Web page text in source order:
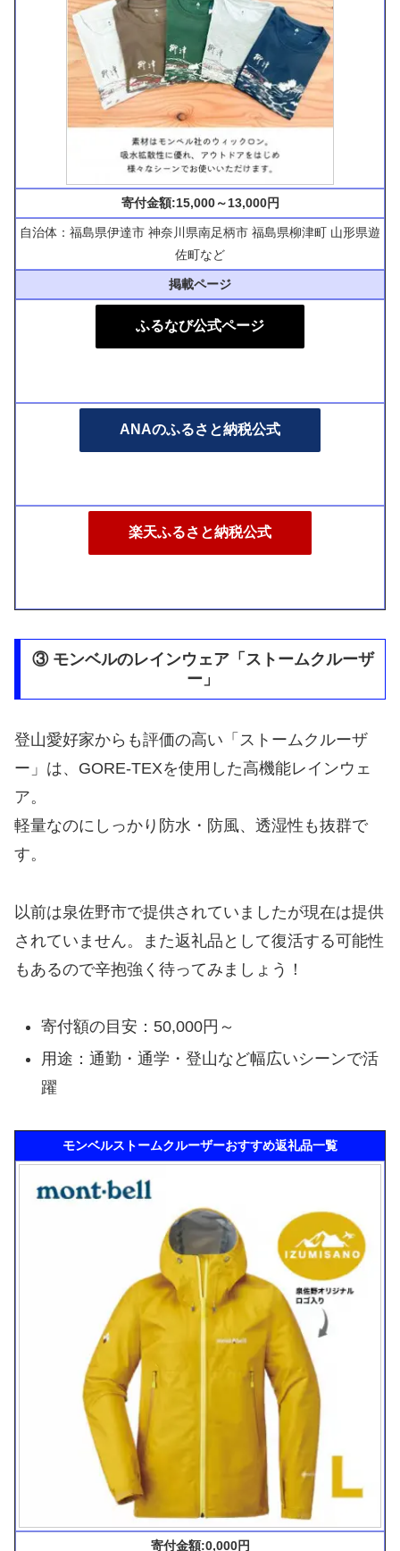
寄付金額:15,000～13,000円
自治体：福島県伊達市 神奈川県南足柄市 福島県柳津町 山形県遊
佐町など
掲載ページ
ふるなび公式ページ
ANAのふるさと納税公式
楽天ふるさと納税公式
③ モンベルのレインウェア「ストームクルーザ
ー」
登山愛好家からも評価の高い「ストームクルーザ
ー」は、GORE-TEXを使用した高機能レインウェ
ア。
軽量なのにしっかり防水・防風、透湿性も抜群で
す。
以前は泉佐野市で提供されていましたが現在は提供
されていません。また返礼品として復活する可能性
もあるので辛抱強く待ってみましょう！
寄付額の目安：50,000円～
用途：通勤・通学・登山など幅広いシーンで活
躍
モンベルストームクルーザーおすすめ返礼品一覧
寄付金額:0,000円